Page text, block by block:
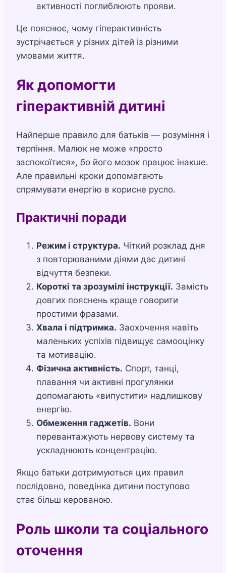
активності поглиблюють прояви.
Це пояснює, чому гіперактивність
зустрічається у різних дітей із різними
умовами життя.
Як допомогти
гіперактивній дитині
Найперше правило для батьків — розуміння і
терпіння. Малюк не може «просто
заспокоїтися», бо його мозок працює інакше.
Але правильні кроки допомагають
спрямувати енергію в корисне русло.
Практичні поради
Режим і структура. Чіткий розклад дня
з повторюваними діями дає дитині
відчуття безпеки.
Короткі та зрозумілі інструкції. Замість
довгих пояснень краще говорити
простими фразами.
Хвала і підтримка. Заохочення навіть
маленьких успіхів підвищує самооцінку
та мотивацію.
Фізична активність. Спорт, танці,
плавання чи активні прогулянки
допомагають «випустити» надлишкову
енергію.
Обмеження гаджетів. Вони
перевантажують нервову систему та
ускладнюють концентрацію.
Якщо батьки дотримуються цих правил
послідовно, поведінка дитини поступово
стає більш керованою.
Роль школи та соціального
оточення